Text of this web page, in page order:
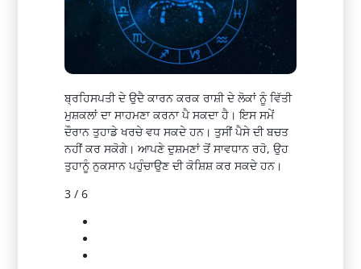
ਬ੍ਰਹਿਸਪਤੀ ਦੇ ਉਦੈ ਕਾਰਨ ਕਰਕ ਰਾਸ਼ੀ ਦੇ ਲੋਕਾਂ ਨੂੰ ਵਿੱਤੀ
ਮੁਸ਼ਕਲਾਂ ਦਾ ਸਾਹਮਣਾ ਕਰਨਾ ਪੈ ਸਕਦਾ ਹੈ। ਇਸ ਸਮੇਂ
ਦੌਰਾਨ ਤੁਹਾਡੇ ਖਰਚੇ ਵਧ ਸਕਦੇ ਹਨ। ਤੁਸੀਂ ਪੈਸੇ ਦੀ ਬਚਤ
ਨਹੀਂ ਕਰ ਸਕੋਗੇ। ਆਪਣੇ ਦੁਸ਼ਮਣਾਂ ਤੋਂ ਸਾਵਧਾਨ ਰਹੋ, ਉਹ
ਤੁਹਾਨੂੰ ਨੁਕਸਾਨ ਪਹੁੰਚਾਉਣ ਦੀ ਕੋਸ਼ਿਸ਼ ਕਰ ਸਕਦੇ ਹਨ।
3 / 6